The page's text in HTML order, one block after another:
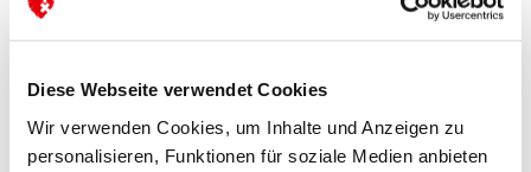
Diese Webseite verwendet Cookies
Wir verwenden Cookies, um Inhalte und Anzeigen zu
personalisieren, Funktionen für soziale Medien anbieten
kleinen Kämpfer sind.“
Sylvia Paul, Vorstand